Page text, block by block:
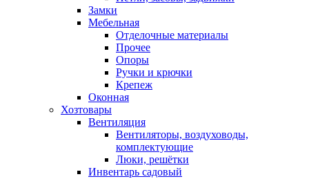
Замки
Мебельная
Отделочные материалы
Прочее
Опоры
Ручки и крючки
Крепеж
Оконная
Хозтовары
Вентиляция
Вентиляторы, воздуховоды,
комплектующие
Люки, решётки
Инвентарь садовый